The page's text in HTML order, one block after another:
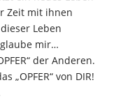
Zeit mit ihnen
Leben
mir…
der Anderen.
„OPFER“ von DIR!